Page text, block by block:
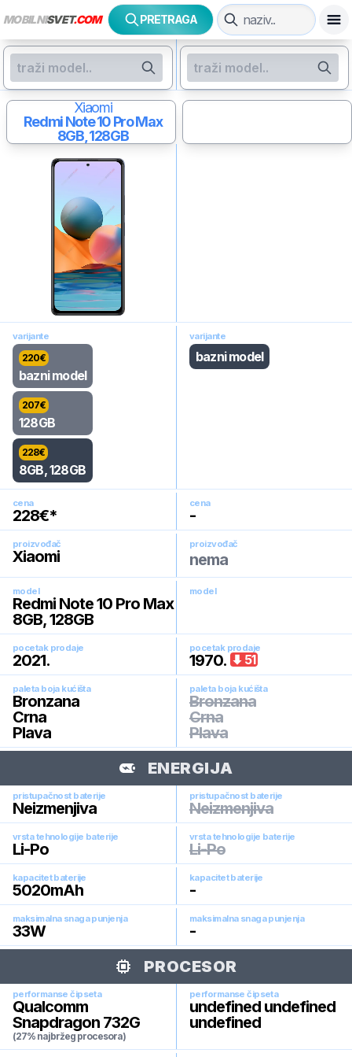
MOBILNISVET.COM PRETRAGA
Xiaomi
Redmi Note 10 Pro Max
8GB, 128GB
varijante
220€
bazni model
207€
128GB
228€
8GB, 128GB
varijante
bazni model
cena
228€*
cena
-
proizvođač
Xiaomi
proizvođač
nema
model
Redmi Note 10 Pro Max
8GB, 128GB
model
pocetak prodaje
2021.
pocetak prodaje
1970. 51
paleta boja kućišta
Bronzana
Crna
Plava
paleta boja kućišta
Bronzana
Crna
Plava
ENERGIJA
pristupačnost baterije
Neizmenjiva
pristupačnost baterije
Neizmenjiva
vrsta tehnologije baterije
Li-Po
vrsta tehnologije baterije
Li-Po
kapacitet baterije
5020mAh
kapacitet baterije
-
maksimalna snaga punjenja
33W
maksimalna snaga punjenja
-
PROCESOR
performanse čipseta
Qualcomm
Snapdragon 732G
(27% najbržeg procesora)
performanse čipseta
undefined undefined
undefined